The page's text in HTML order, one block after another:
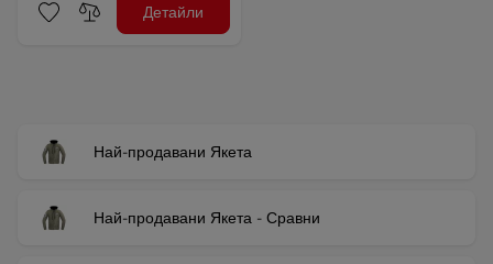
Детайли
Най-продавани Якета
Най-продавани Якета - Сравни